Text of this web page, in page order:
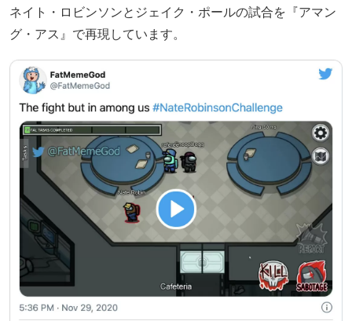
ネイト・ロビンソンとジェイク・ポールの試合を『アマン
グ・アス』で再現しています。